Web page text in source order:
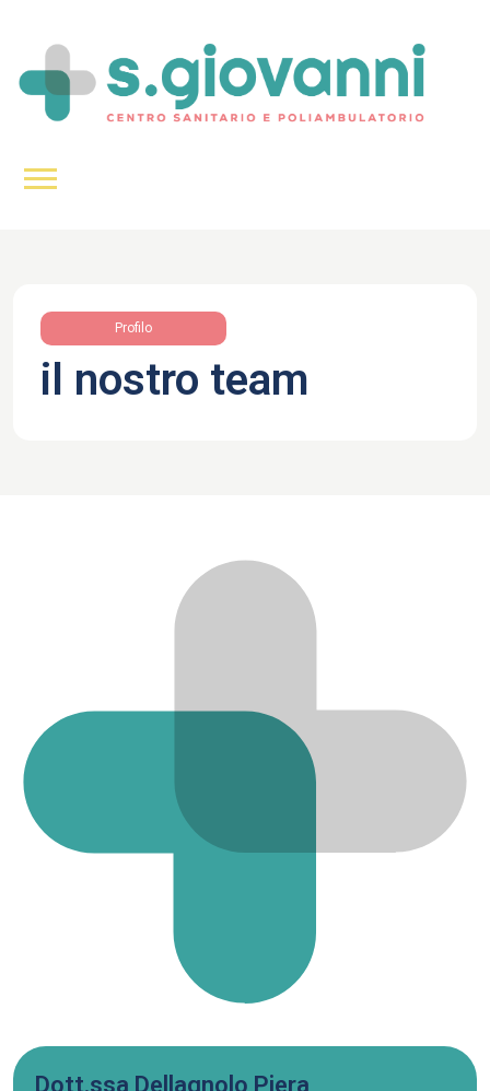
Profilo
il nostro team
Dott.ssa Dellagnolo Piera